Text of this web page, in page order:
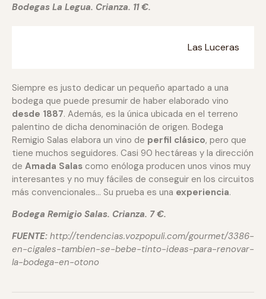
Bodegas La Legua. Crianza. 11 €.
Las Luceras
Siempre es justo dedicar un pequeño apartado a una
bodega que puede presumir de haber elaborado vino
desde 1887. Además, es la única ubicada en el terreno
palentino de dicha denominación de origen. Bodega
Remigio Salas elabora un vino de perfil clásico, pero que
tiene muchos seguidores. Casi 90 hectáreas y la dirección
de Amada Salas como enóloga producen unos vinos muy
interesantes y no muy fáciles de conseguir en los circuitos
más convencionales… Su prueba es una experiencia.
Bodega Remigio Salas. Crianza. 7 €.
FUENTE: http://tendencias.vozpopuli.com/gourmet/3386-
en-cigales-tambien-se-bebe-tinto-ideas-para-renovar-
la-bodega-en-otono